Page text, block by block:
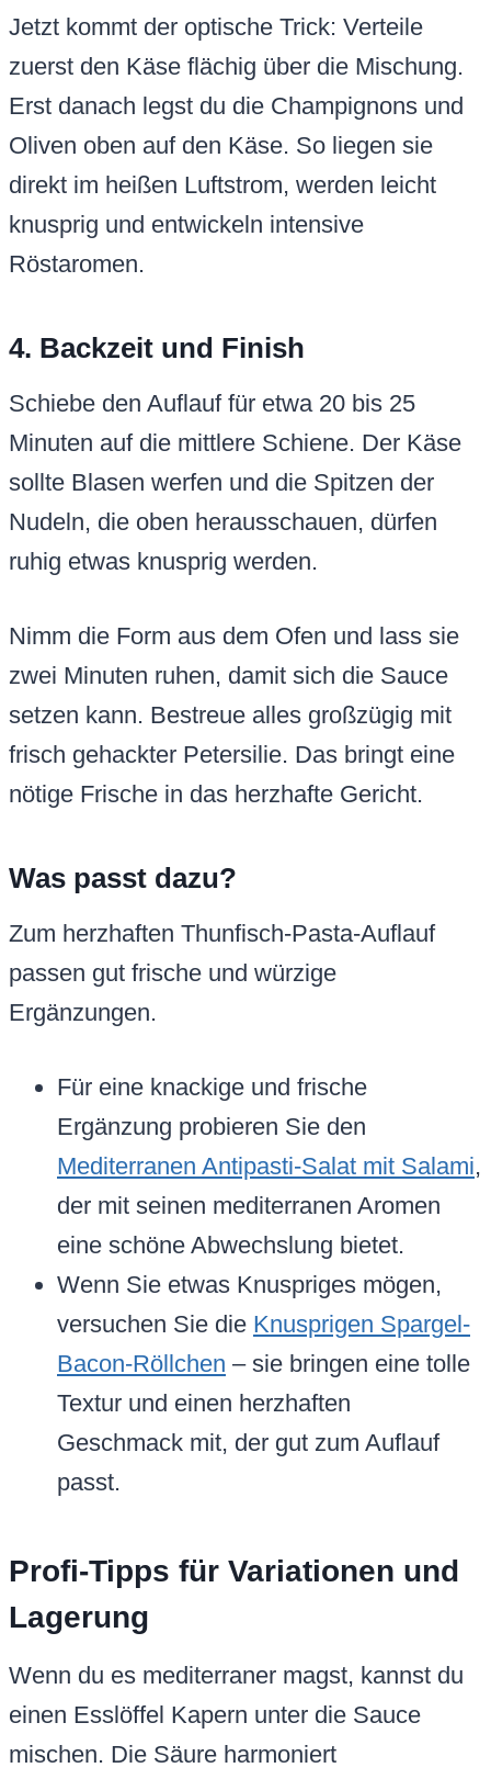
Jetzt kommt der optische Trick: Verteile
zuerst den Käse flächig über die Mischung.
Erst danach legst du die Champignons und
Oliven oben auf den Käse. So liegen sie
direkt im heißen Luftstrom, werden leicht
knusprig und entwickeln intensive
Röstaromen.
4. Backzeit und Finish
Schiebe den Auflauf für etwa 20 bis 25
Minuten auf die mittlere Schiene. Der Käse
sollte Blasen werfen und die Spitzen der
Nudeln, die oben herausschauen, dürfen
ruhig etwas knusprig werden.
Nimm die Form aus dem Ofen und lass sie
zwei Minuten ruhen, damit sich die Sauce
setzen kann. Bestreue alles großzügig mit
frisch gehackter Petersilie. Das bringt eine
nötige Frische in das herzhafte Gericht.
Was passt dazu?
Zum herzhaften Thunfisch-Pasta-Auflauf
passen gut frische und würzige
Ergänzungen.
Für eine knackige und frische
Ergänzung probieren Sie den
Mediterranen Antipasti-Salat mit Salami,
der mit seinen mediterranen Aromen
eine schöne Abwechslung bietet.
Wenn Sie etwas Knuspriges mögen,
versuchen Sie die Knusprigen Spargel-
Bacon-Röllchen – sie bringen eine tolle
Textur und einen herzhaften
Geschmack mit, der gut zum Auflauf
passt.
Profi-Tipps für Variationen und
Lagerung
Wenn du es mediterraner magst, kannst du
einen Esslöffel Kapern unter die Sauce
mischen. Die Säure harmoniert